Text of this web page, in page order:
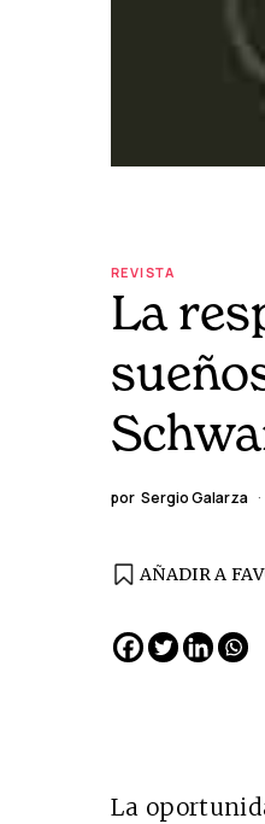
REVISTA
La
por Sergio Galarza
AÑADIR A
La